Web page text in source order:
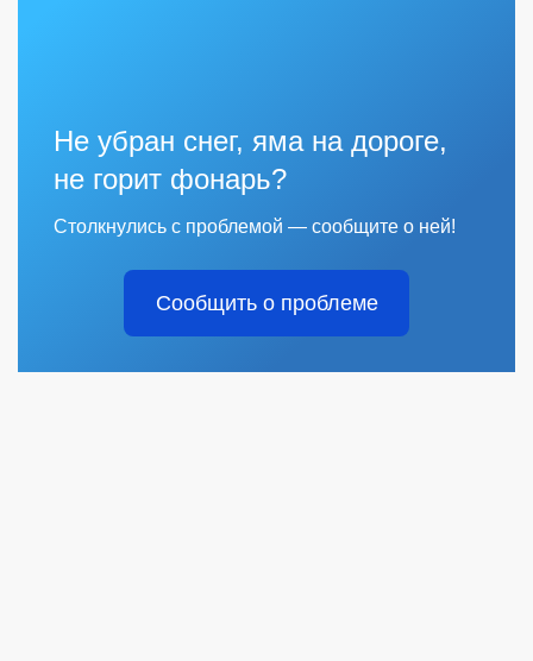
Не убран снег, яма на дороге,
не горит фонарь?
Столкнулись с проблемой — сообщите о ней!
Сообщить о проблеме